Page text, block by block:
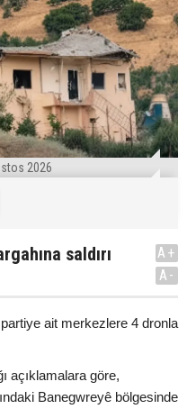
2026
saldırı
A+
A-
ait merkezlere 4 dronla
açıklamalara göre,
Banegwreyê bölgesinde